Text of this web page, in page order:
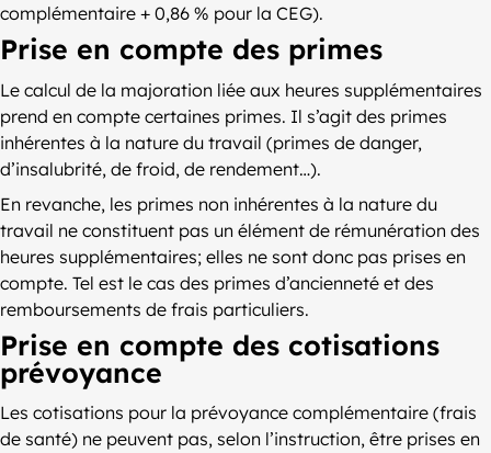
complémentaire + 0,86 % pour la CEG).
Prise en compte des primes
Le calcul de la majoration liée aux heures supplémentaires
prend en compte certaines primes. Il s’agit des primes
inhérentes à la nature du travail (primes de danger,
d’insalubrité, de froid, de rendement…).
En revanche, les primes non inhérentes à la nature du
travail ne constituent pas un élément de rémunération des
heures supplémentaires; elles ne sont donc pas prises en
compte. Tel est le cas des primes d’ancienneté et des
remboursements de frais particuliers.
Prise en compte des cotisations
prévoyance
Les cotisations pour la prévoyance complémentaire (frais
de santé) ne peuvent pas, selon l’instruction, être prises en